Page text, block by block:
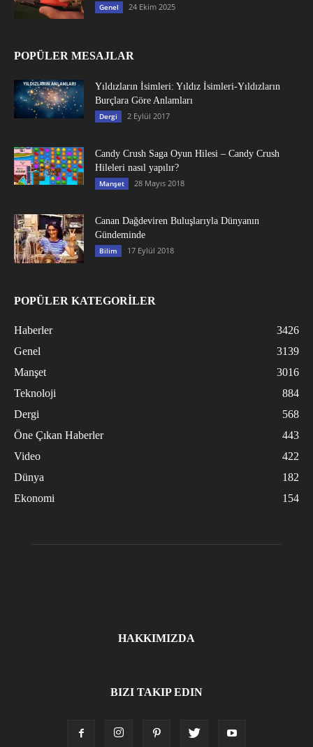
Genel 24 Ekim 2025
POPÜLER MESAJLAR
Yıldızların İsimleri: Yıldız İsimleri-Yıldızların
Burçlara Göre Anlamları
Dergi 2 Eylül 2017
Candy Crush Saga Oyun Hilesi – Candy Crush
Hileleri nasıl yapılır?
Manşet 28 Mayıs 2018
Canan Dağdeviren Buluşlarıyla Dünyanın
Gündeminde
Bilim 17 Eylül 2018
POPÜLER KATEGORİLER
Haberler
3426
Genel
3139
Manşet
3016
Teknoloji
884
Dergi
568
Öne Çıkan Haberler
443
Video
422
Dünya
182
Ekonomi
154
HAKKIMIZDA
BIZI TAKIP EDIN